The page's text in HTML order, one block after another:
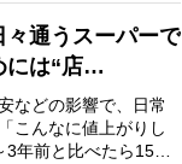
々通うスーパーで
には“店…
などの影響で、日常
こんなに値上がりし
年前と比べたら15％